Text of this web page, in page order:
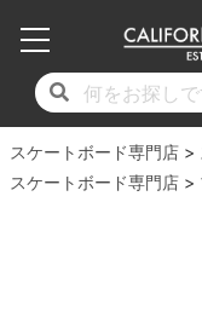
スケートボード専門店
スケートボード専門店
17時まで
11,000
毎月1日はポイント
17時まで
11,000
毎月1日はポイント
子供用デッキ
7.0inch以下
17時まで
11,000
毎月1日はポイント
7.0inch以下
7.2inch
17時まで
11,000
毎月1日はポイント
50mm
51mm
17時まで
11,000
毎月1日はポイント
20cm
21cm
17時まで
11,000
毎月1日はポイント
17時まで
11,000
毎月1日はポイント
17時まで
11,000
毎月1日はポイント
17時まで
11,000
毎月1日はポイント